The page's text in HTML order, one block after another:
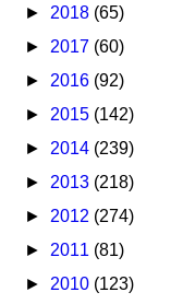
► 2018 (65)
► 2017 (60)
► 2016 (92)
► 2015 (142)
► 2014 (239)
► 2013 (218)
► 2012 (274)
► 2011 (81)
► 2010 (123)